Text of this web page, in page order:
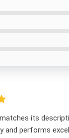
its
and performs